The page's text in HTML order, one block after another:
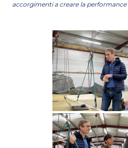
accorgimenti a creare la performance